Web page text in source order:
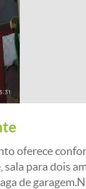
oferece
para dois
de